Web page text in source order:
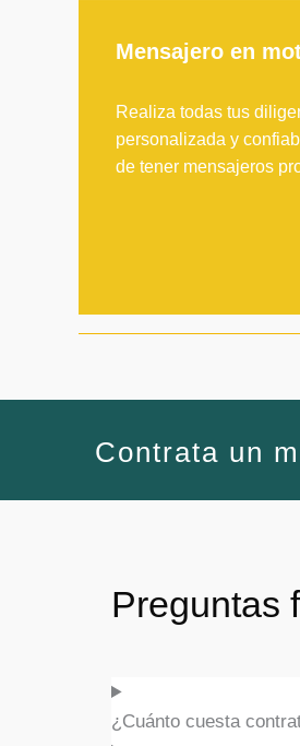
Mensajero en
Realiza todas tus
personalizada y
de tener mensajeros
Contrata un
Preguntas
¿Cuánto cuesta